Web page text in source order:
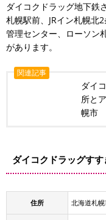
ダイコクドラッグ地下鉄
札幌駅前、JRイン札幌北
管理センター、ローソン
があります。
関連記事
ダイ
所と
幌市
ダイコクドラッグす
住所 北海道札